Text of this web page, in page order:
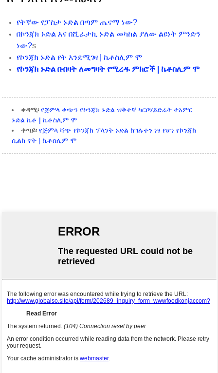
የትኛው የፓስታ ኑድል በጣም ጤናማ ነው?
በኮንጃክ ኑድል እና በሺራታኪ ኑድል መካከል ያለው ልዩነት ምንድን
ነው?s
የኮንጃክ ኑድል የት እንደሚገዛ | ኬቶስሊም ሞ
የኮንጃክ ኑድል በብዛት ለመግዛት የሚረዱ ምክሮች | ኬቶስሊም ሞ
ቀዳሚ፡ የጅምላ ቀጭን የኮንጃክ ኑድል ዝቅተኛ ካርቦሃይድሬት ተአምር
ኑድል ኬቶ | ኬቶስሊም ሞ
ቀጣይ፡ የጅምላ ሻጭ የኮንጃክ ፕላንት ኑድል ከግሉተን ነፃ የሆነ የኮንጃክ
ሲልክ ኖት | ኬቶስሊም ሞ